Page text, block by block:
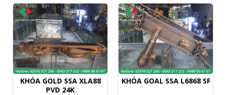
KHÓA GOLD SSA XLA88
PVD 24K
KHÓA GOAL SSA L6868 SF